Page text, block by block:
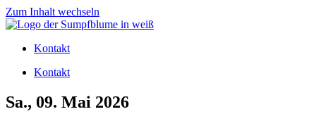
Zum Inhalt wechseln
Kontakt
Kontakt
Sa., 09. Mai 2026